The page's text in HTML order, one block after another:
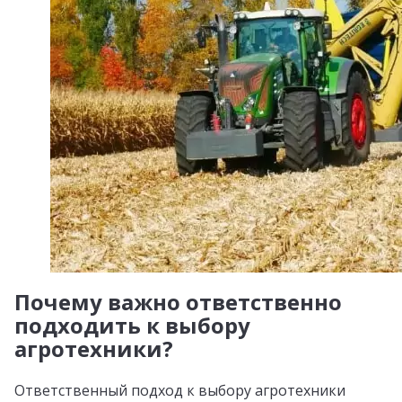
Почему важно ответственно
подходить к выбору
агротехники?
Ответственный подход к выбору агротехники